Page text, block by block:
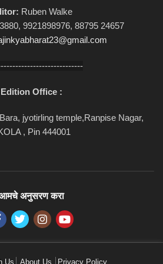
Ruben Walke
9921898976, 88795 24657
Edition Office :
jyotirling temple,Ranpise Nagar,
, Pin 444001
अनुसरण करा
Us About Us Privacy Policy